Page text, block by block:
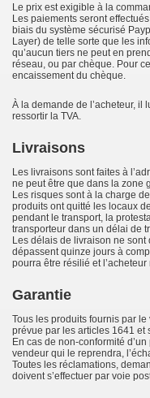
Le prix est exigible à la
Les paiements seront
biais du système sécurisé
Layer) de telle sorte que les
qu’aucun tiers ne peut en
réseau, ou par chèque. Pour
encaissement du chèque.
À la demande de l’acheteur, il
ressortir la TVA.
Livraisons
Les livraisons sont faites à
ne peut être que dans la zone
Les risques sont à la charge
produits ont quitté les locaux
pendant le transport, la
transporteur dans un délai de
Les délais de livraison ne sont
dépassent quinze jours à
pourra être résilié et l’acheteur
Garantie
Tous les produits fournis par
prévue par les articles 1641 et
En cas de non-conformité
vendeur qui le reprendra,
Toutes les réclamations,
doivent s’effectuer par voie